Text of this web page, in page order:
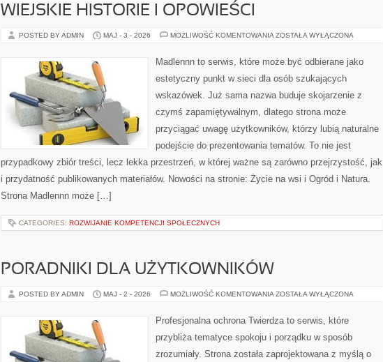
WIEJSKIE HISTORIE I OPOWIEŚCI
POSTED BY ADMIN MAJ - 3 - 2026 MOŻLIWOŚĆ KOMENTOWANIA WIEJSKIE
OPOWIEŚCI
ZOSTAŁA WYŁĄCZONA
Madlennn to serwis, które może być odbierane jako
estetyczny punkt w sieci dla osób szukających
wskazówek. Już sama nazwa buduje skojarzenie z
czymś zapamiętywalnym, dlatego strona może
przyciągać uwagę użytkowników, którzy lubią naturalne
podejście do prezentowania tematów. To nie jest
przypadkowy zbiór treści, lecz lekka przestrzeń, w której ważne są zarówno przejrzystość, jak
i przydatność publikowanych materiałów. Nowości na stronie: Życie na wsi i Ogród i Natura.
Strona Madlennn może […]
CATEGORIES: ROZWIJANIE KOMPETENCJI SPOŁECZNYCH
PORADNIKI DLA UŻYTKOWNIKÓW
POSTED BY ADMIN MAJ - 2 - 2026 MOŻLIWOŚĆ KOMENTOWANIA PORADNIKI
ZOSTAŁA WYŁĄCZONA
Profesjonalna ochrona Twierdza to serwis, które
przybliża tematyce spokoju i porządku w sposób
zrozumiały. Strona została zaprojektowana z myślą o